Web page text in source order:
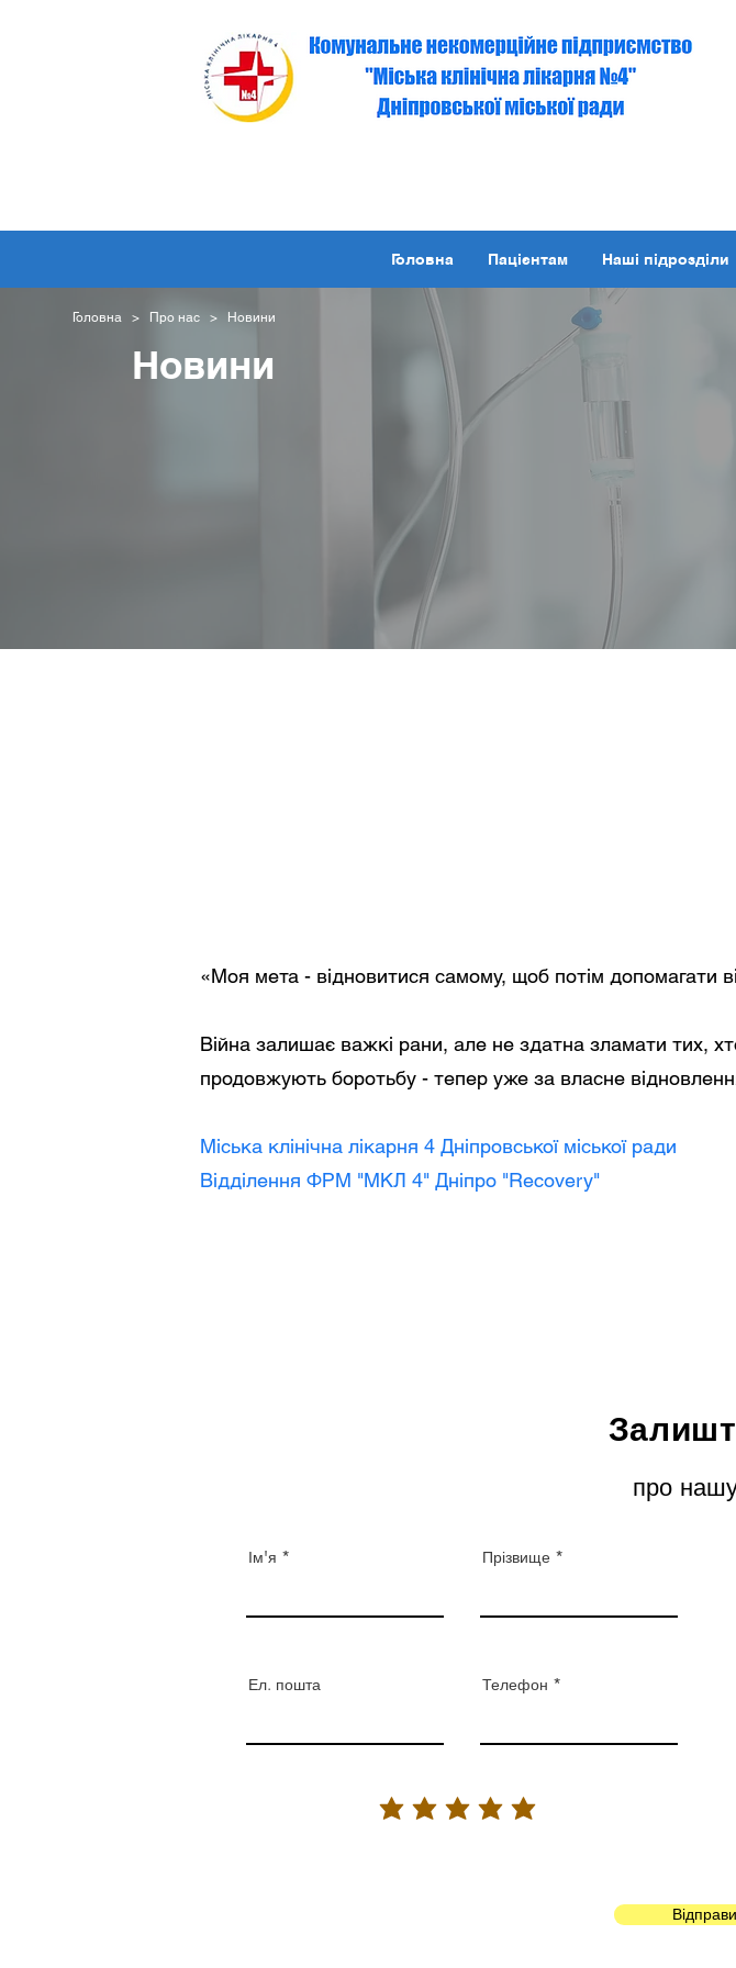
Головна Пацієнтам Наші підрозділи
Головна > Про нас > Новини
Новини
«Моя мета - відновитися самому, щоб потім допомагати
Війна залишає важкі рани, але не здатна зламати тих,
продовжують боротьбу - тепер уже за власне
Міська клінічна лікарня 4 Дніпровської міської ради
Відділення ФРМ "МКЛ 4" Дніпро "Recovery"
про
Ім'я Прізвище
Ел. пошта Телефон